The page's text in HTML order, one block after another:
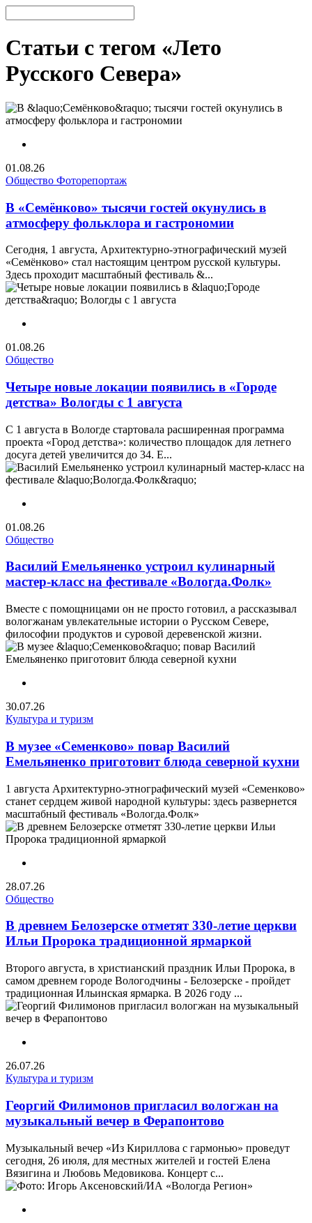
Статьи с тегом «Лето
Русского Севера»
01.08.26
Общество Фоторепортаж
В «Семёнково» тысячи гостей окунулись в
атмосферу фольклора и гастрономии
Сегодня, 1 августа, Архитектурно-этнографический музей
«Семёнково» стал настоящим центром русской культуры.
Здесь проходит масштабный фестиваль &...
01.08.26
Общество
Четыре новые локации появились в «Городе
детства» Вологды с 1 августа
С 1 августа в Вологде стартовала расширенная программа
проекта «Город детства»: количество площадок для летнего
досуга детей увеличится до 34. Е...
01.08.26
Общество
Василий Емельяненко устроил кулинарный
мастер-класс на фестивале «Вологда.Фолк»
Вместе с помощницами он не просто готовил, а рассказывал
вологжанам увлекательные истории о Русском Севере,
философии продуктов и суровой деревенской жизни.
30.07.26
Культура и туризм
В музее «Семенково» повар Василий
Емельяненко приготовит блюда северной кухни
1 августа Архитектурно-этнографический музей «Семенково»
станет сердцем живой народной культуры: здесь развернется
масштабный фестиваль «Вологда.Фолк»
28.07.26
Общество
В древнем Белозерске отметят 330-летие церкви
Ильи Пророка традиционной ярмаркой
Второго августа, в христианский праздник Ильи Пророка, в
самом древнем городе Вологодчины - Белозерске - пройдет
традиционная Ильинская ярмарка. В 2026 году ...
26.07.26
Культура и туризм
Георгий Филимонов пригласил вологжан на
музыкальный вечер в Ферапонтово
Музыкальный вечер «Из Кириллова с гармонью» проведут
сегодня, 26 июля, для местных жителей и гостей Елена
Вязигина и Любовь Медовикова. Концерт с...